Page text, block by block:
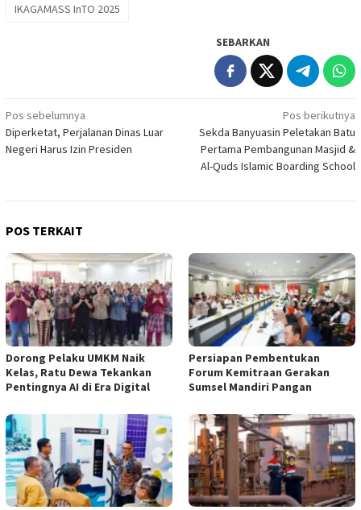
IKAGAMASS InTO 2025
SEBARKAN
Navigasi
pos
Pos sebelumnya
Diperketat, Perjalanan Dinas Luar
Negeri Harus Izin Presiden
Pos berikutnya
Sekda Banyuasin Peletakan Batu
Pertama Pembangunan Masjid &
Al-Quds Islamic Boarding School
POS TERKAIT
Dorong Pelaku UMKM Naik
Kelas, Ratu Dewa Tekankan
Pentingnya AI di Era Digital
Persiapan Pembentukan
Forum Kemitraan Gerakan
Sumsel Mandiri Pangan